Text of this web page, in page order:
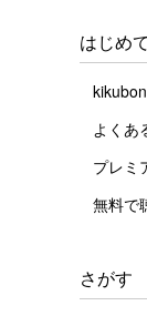
はじめ
よくあ
プレミ
無料で
さがす